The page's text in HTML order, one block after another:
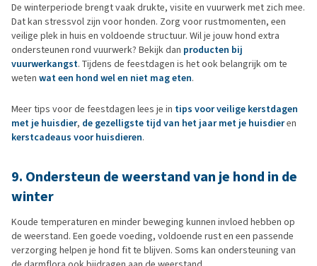
De winterperiode brengt vaak drukte, visite en vuurwerk met zich mee.
Dat kan stressvol zijn voor honden. Zorg voor rustmomenten, een
veilige plek in huis en voldoende structuur. Wil je jouw hond extra
ondersteunen rond vuurwerk? Bekijk dan producten bij
vuurwerkangst. Tijdens de feestdagen is het ook belangrijk om te
weten wat een hond wel en niet mag eten.
Meer tips voor de feestdagen lees je in tips voor veilige kerstdagen
met je huisdier, de gezelligste tijd van het jaar met je huisdieren
kerstcadeaus voor huisdieren.
9. Ondersteun de weerstand van je hond in de
winter
Koude temperaturen en minder beweging kunnen invloed hebben op
de weerstand. Een goede voeding, voldoende rust en een passende
verzorging helpen je hond fit te blijven. Soms kan ondersteuning van